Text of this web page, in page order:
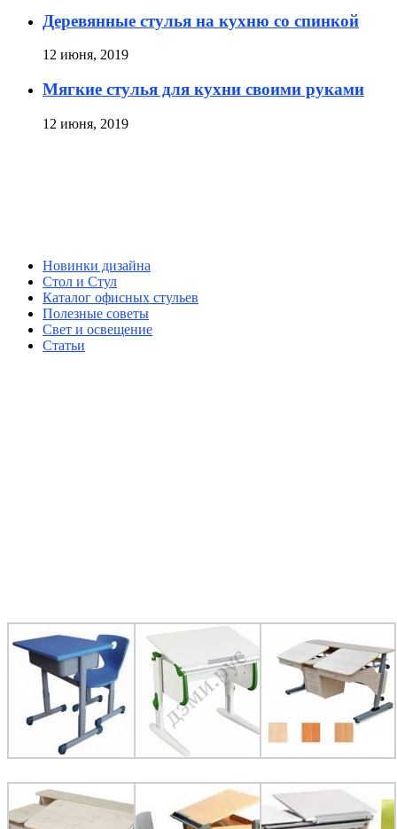
Деревянные стулья на кухню со спинкой
12 июня, 2019
Мягкие стулья для кухни своими руками
12 июня, 2019
Новинки дизайна
Стол и Стул
Каталог офисных стульев
Полезные советы
Свет и освещение
Статьи